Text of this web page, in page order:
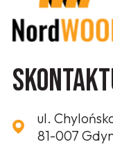
ul.
81-007